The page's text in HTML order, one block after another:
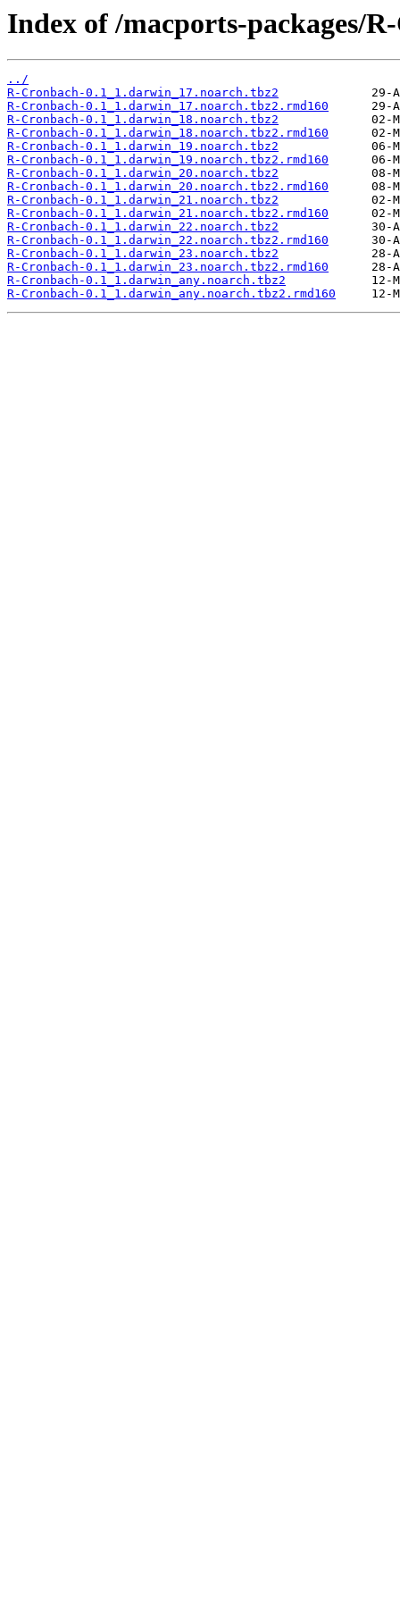
Index of /macports-packages/
../
R-Cronbach-0.1_1.darwin_17.noarch.tbz2
R-Cronbach-0.1_1.darwin_17.noarch.tbz2.rmd160
R-Cronbach-0.1_1.darwin_18.noarch.tbz2
R-Cronbach-0.1_1.darwin_18.noarch.tbz2.rmd160
R-Cronbach-0.1_1.darwin_19.noarch.tbz2
R-Cronbach-0.1_1.darwin_19.noarch.tbz2.rmd160
R-Cronbach-0.1_1.darwin_20.noarch.tbz2
R-Cronbach-0.1_1.darwin_20.noarch.tbz2.rmd160
R-Cronbach-0.1_1.darwin_21.noarch.tbz2
R-Cronbach-0.1_1.darwin_21.noarch.tbz2.rmd160
R-Cronbach-0.1_1.darwin_22.noarch.tbz2
R-Cronbach-0.1_1.darwin_22.noarch.tbz2.rmd160
R-Cronbach-0.1_1.darwin_23.noarch.tbz2
R-Cronbach-0.1_1.darwin_23.noarch.tbz2.rmd160
R-Cronbach-0.1_1.darwin_any.noarch.tbz2
R-Cronbach-0.1_1.darwin_any.noarch.tbz2.rmd160